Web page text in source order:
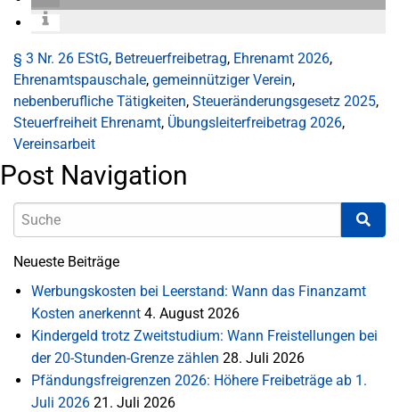
§ 3 Nr. 26 EStG, Betreuerfreibetrag, Ehrenamt 2026,
Ehrenamtspauschale, gemeinnütziger Verein,
nebenberufliche Tätigkeiten, Steueränderungsgesetz 2025,
Steuerfreiheit Ehrenamt, Übungsleiterfreibetrag 2026,
Vereinsarbeit
Post Navigation
Neueste Beiträge
Werbungskosten bei Leerstand: Wann das Finanzamt
Kosten anerkennt 4. August 2026
Kindergeld trotz Zweitstudium: Wann Freistellungen bei
der 20-Stunden-Grenze zählen 28. Juli 2026
Pfändungsfreigrenzen 2026: Höhere Freibeträge ab 1.
Juli 2026 21. Juli 2026